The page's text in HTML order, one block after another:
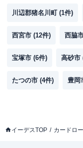
川辺郡猪名川町 (1件)
西宮市 (12件) 西脇
宝塚市 (6件) 高砂市
たつの市 (4件) 豊岡
イーデスTOP カードロ